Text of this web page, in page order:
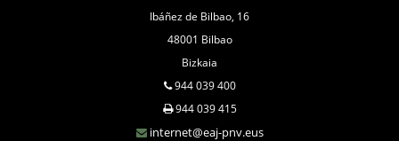
Ibáñez de Bilbao, 16
48001 Bilbao
Bizkaia
944 039 400
944 039 415
internet@eaj-pnv.eus